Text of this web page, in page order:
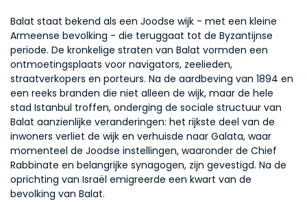
Balat staat bekend als een Joodse wijk - met een kleine
Armeense bevolking - die teruggaat tot de Byzantijnse
periode. De kronkelige straten van Balat vormden een
ontmoetingsplaats voor navigators, zeelieden,
straatverkopers en porteurs. Na de aardbeving van 1894 en
een reeks branden die niet alleen de wijk, maar de hele
stad Istanbul troffen, onderging de sociale structuur van
Balat aanzienlijke veranderingen: het rijkste deel van de
inwoners verliet de wijk en verhuisde naar Galata, waar
momenteel de Joodse instellingen, waaronder de Chief
Rabbinate en belangrijke synagogen, zijn gevestigd. Na de
oprichting van Israël emigreerde een kwart van de
bevolking van Balat.